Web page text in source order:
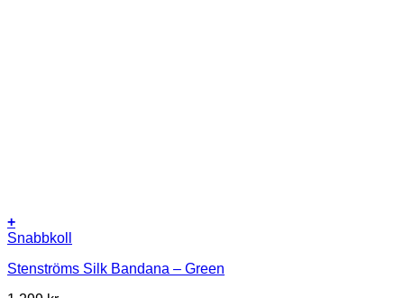
+
Snabbkoll
Stenströms Silk Bandana – Green